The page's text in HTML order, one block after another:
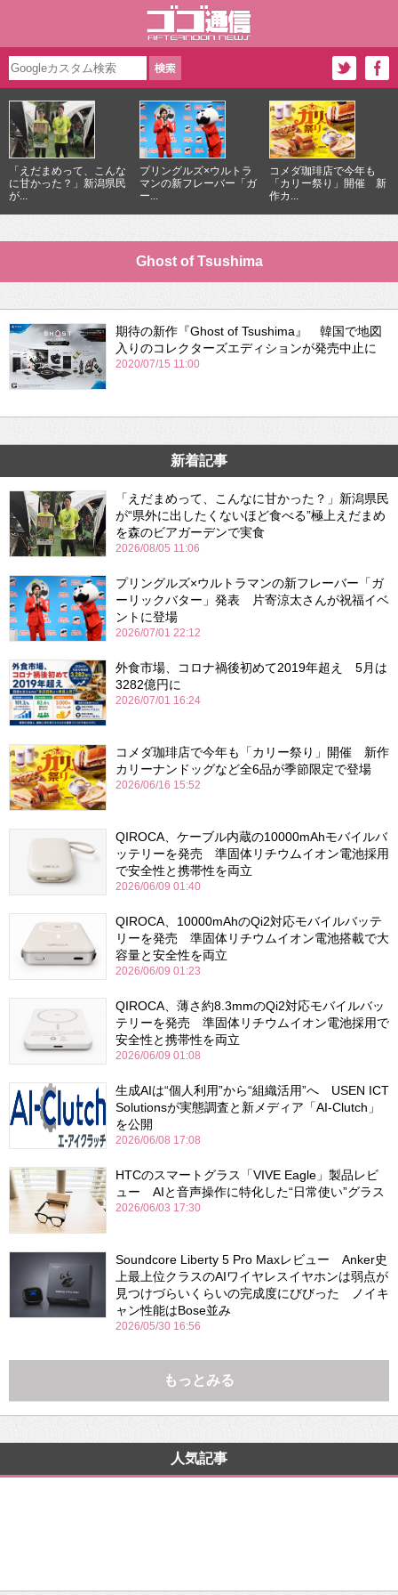
「えだまめって、こんな
に甘かった？」新潟県民
が...
プリングルズ×ウルトラ
マンの新フレーバー「ガ
ー...
コメダ珈琲店で今年も
「カリー祭り」開催 新
作カ...
Ghost of Tsushima
期待の新作『Ghost of Tsushima』 韓国で地図
入りのコレクターズエディションが発売中止に
2020/07/15 11:00
新着記事
「えだまめって、こんなに甘かった？」新潟県民
が“県外に出したくないほど食べる”極上えだまめ
を森のビアガーデンで実食
2026/08/05 11:06
プリングルズ×ウルトラマンの新フレーバー「ガ
ーリックバター」発表 片寄涼太さんが祝福イベ
ントに登場
2026/07/01 22:12
外食市場、コロナ禍後初めて2019年超え 5月は
3282億円に
2026/07/01 16:24
コメダ珈琲店で今年も「カリー祭り」開催 新作
カリーナンドッグなど全6品が季節限定で登場
2026/06/16 15:52
QIROCA、ケーブル内蔵の10000mAhモバイルバ
ッテリーを発売 準固体リチウムイオン電池採用
で安全性と携帯性を両立
2026/06/09 01:40
QIROCA、10000mAhのQi2対応モバイルバッテ
リーを発売 準固体リチウムイオン電池搭載で大
容量と安全性を両立
2026/06/09 01:23
QIROCA、薄さ約8.3mmのQi2対応モバイルバッ
テリーを発売 準固体リチウムイオン電池採用で
安全性と携帯性を両立
2026/06/09 01:08
生成AIは“個人利用”から“組織活用”へ USEN ICT
Solutionsが実態調査と新メディア「AI-Clutch」
を公開
2026/06/08 17:08
HTCのスマートグラス「VIVE Eagle」製品レビ
ュー AIと音声操作に特化した“日常使い”グラス
2026/06/03 17:30
Soundcore Liberty 5 Pro Maxレビュー Anker史
上最上位クラスのAIワイヤレスイヤホンは弱点が
見つけづらいくらいの完成度にびびった ノイキ
ャン性能はBose並み
2026/05/30 16:56
もっとみる
人気記事